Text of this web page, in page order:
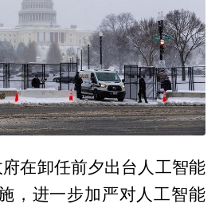
在卸任前夕出台人工智能
，进一步加严对人工智能